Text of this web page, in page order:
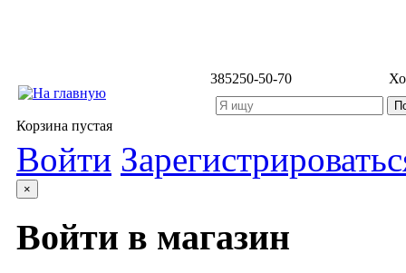
385250-50-70
Корзина пустая
Войти
×
Войти в магазин